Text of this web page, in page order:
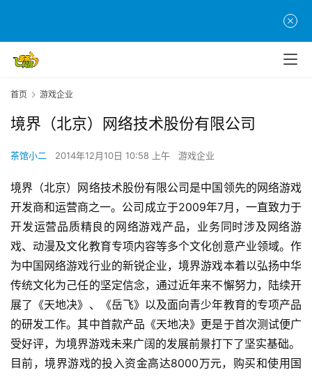
首
页
游
茶
原
游
戏
业
首页 游戏企业
境界（北京）网络技术股份有限公司
茶馆小二 2014年12月10日 10:58 上午 游戏企业
境界（北京）网络技术股份有限公司是中国领先的网络游戏
开发商和运营商之一。公司成立于2009年7月，一直致力于
开发运营品质精良的网络游戏产品，业务同时涉及网络游
戏、动漫及文化教育专项内容等多个文化创意产业领域。作
为中国网络游戏行业的新锐企业，境界游戏本着以弘扬中华
传统文化为己任的坚定信念，通过近年来不懈努力，陆续开
展了《天地决》、《岳飞》以及面向青少年教育的专项产品
的研发工作。其中首款产品《天地决》更是于首次测试便广
受好评，为境界游戏未来广阔的发展前景打下了坚实基础。
目前，境界游戏的投入资金高达8000万元，购买和使用国